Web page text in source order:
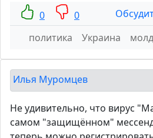
0 0
политика
Украина
Илья Муромцев
Не удивительно, что вирус
самом "защищённом"